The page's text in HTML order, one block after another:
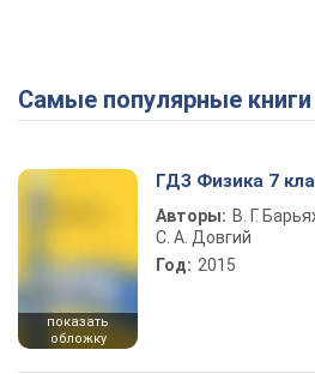
Самые популярные книги
показать
обложку
ГДЗ Физика 7
Авторы: В. Г.
С. А. Довгий
Год: 2015